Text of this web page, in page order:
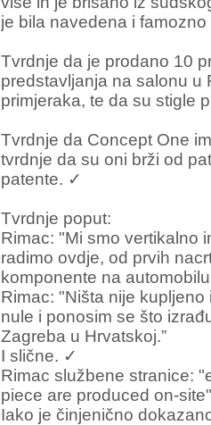
je bila navedena i
Tvrdnje da je prodano 10
predstavljanja na salonu u
primjeraka, te da su stigle
Tvrdnje da Concept One
tvrdnje da su oni brži od
patente. ✓
Tvrdnje poput:
Rimac: "Mi smo vertikalno
radimo ovdje, od prvih
komponente na
Rimac: "Ništa nije
nule i ponosim se što
Zagreba u Hrvatskoj.”
I slične. ✓
Rimac službene stranice:
piece are produced on-
Iako je činjenično